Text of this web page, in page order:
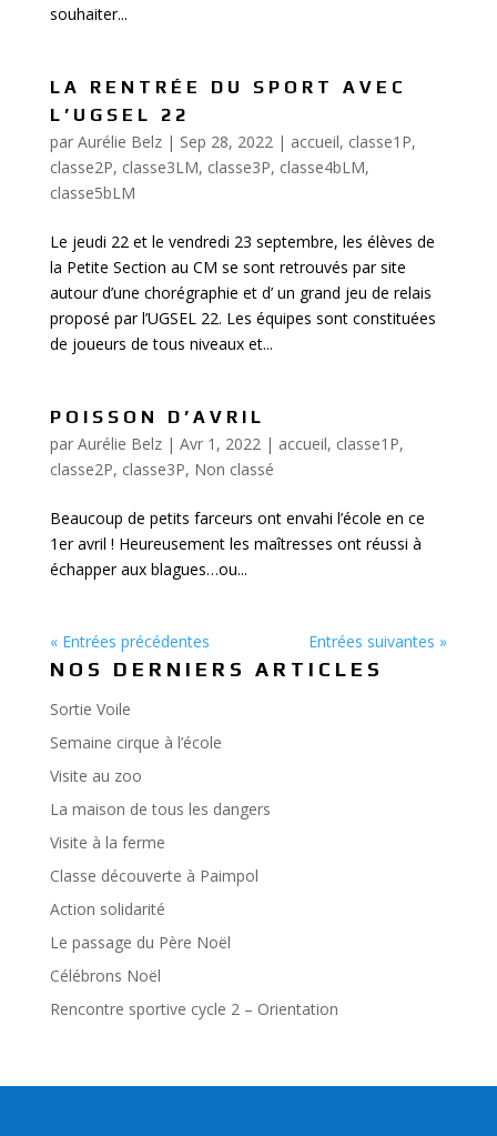
souhaiter...
LA RENTRÉE DU SPORT AVEC
L’UGSEL 22
par Aurélie Belz| Sep 28, 2022| accueil, classe1P,
classe2P, classe3LM, classe3P, classe4bLM,
classe5bLM
Le jeudi 22 et le vendredi 23 septembre, les élèves de
la Petite Section au CM se sont retrouvés par site
autour d’une chorégraphie et d’ un grand jeu de relais
proposé par l’UGSEL 22. Les équipes sont constituées
de joueurs de tous niveaux et...
POISSON D’AVRIL
par Aurélie Belz| Avr 1, 2022| accueil, classe1P,
classe2P, classe3P, Non classé
Beaucoup de petits farceurs ont envahi l’école en ce
1er avril ! Heureusement les maîtresses ont réussi à
échapper aux blagues…ou...
« Entrées précédentes Entrées suivantes »
NOS DERNIERS ARTICLES
Sortie Voile
Semaine cirque à l’école
Visite au zoo
La maison de tous les dangers
Visite à la ferme
Classe découverte à Paimpol
Action solidarité
Le passage du Père Noël
Célébrons Noël
Rencontre sportive cycle 2 – Orientation